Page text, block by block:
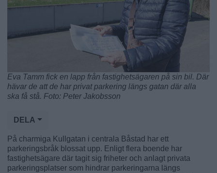
Eva Tamm fick en lapp från fastighetsägaren på sin bil. Där
hävar de att de har privat parkering längs gatan där alla
ska få stå. Foto: Peter Jakobsson
DELA
På charmiga Kullgatan i centrala Båstad har ett
parkeringsbråk blossat upp. Enligt flera boende har
fastighetsägare där tagit sig friheter och anlagt privata
parkeringsplatser som hindrar parkeringarna längs